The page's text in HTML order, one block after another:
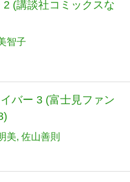
(講談社コミックスな
智子
バー 3 (富士見ファン
美 佐山善則